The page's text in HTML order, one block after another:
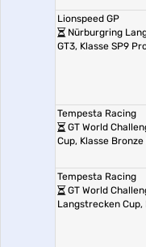
Lionspeed GP
Nürburgring
GT3, Klasse SP9
Tempesta Racing
GT World
Cup, Klasse Bronze
Tempesta Racing
GT World
Langstrecken Cup,